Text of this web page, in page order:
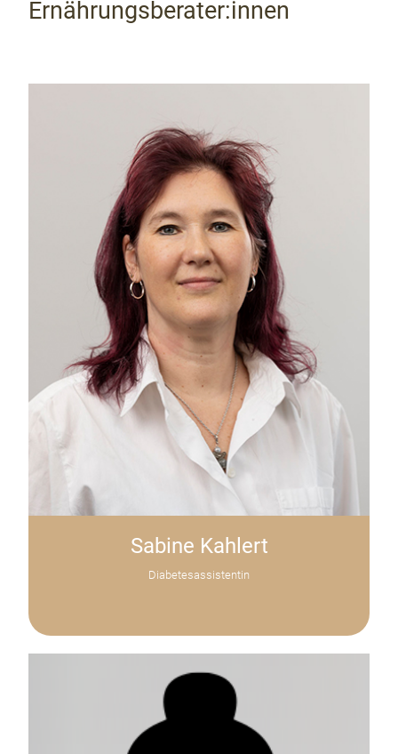
Ernährungsberater:innen
Sabine Kahlert
Diabetesassistentin